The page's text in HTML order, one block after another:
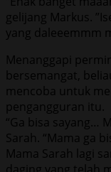
gelijang Markus.
yang daleeemmm
Menanggapi
bersemangat,
mencoba untuk
pengangguran itu.
“Ga bisa sayang…
Sarah. “Mama ga
Mama Sarah lagi